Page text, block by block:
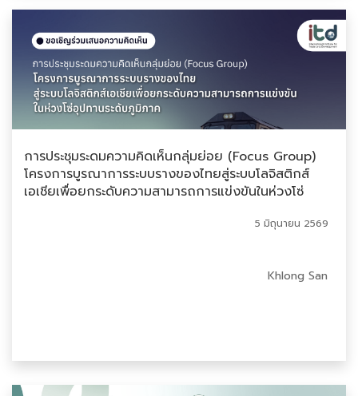
การประชุมระดมความคิดเห็นกลุ่มย่อย (Focus Group)
โครงการบูรณาการระบบรางของไทยสู่ระบบโลจิสติกส์
เอเชียเพื่อยกระดับความสามารถการแข่งขันในห่วงโซ่
Khlong San
5 มิถุนายน 2569